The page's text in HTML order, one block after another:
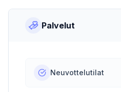
Palvelut
Neuvottelutilat